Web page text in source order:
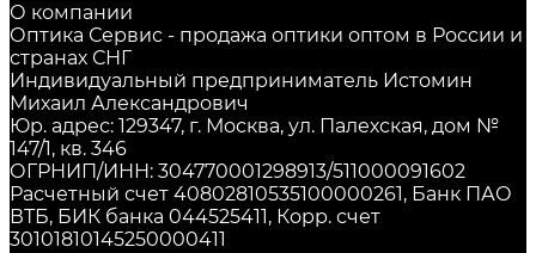
О компании
Оптика Сервис - продажа оптики оптом в России и
странах СНГ
Индивидуальный предприниматель Истомин
Михаил Александрович
Юр. адрес: 129347, г. Москва, ул. Палехская, дом №
147/1, кв. 346
ОГРНИП/ИНН: 304770001298913/511000091602
Расчетный счет 40802810535100000261, Банк ПАО
ВТБ, БИК банка 044525411, Корр. счет
30101810145250000411